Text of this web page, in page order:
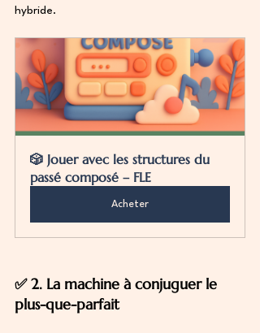
hybride.
🎲 Jouer avec les structures du
passé composé – FLE
Acheter
✅ 2. La machine à conjuguer le
plus-que-parfait